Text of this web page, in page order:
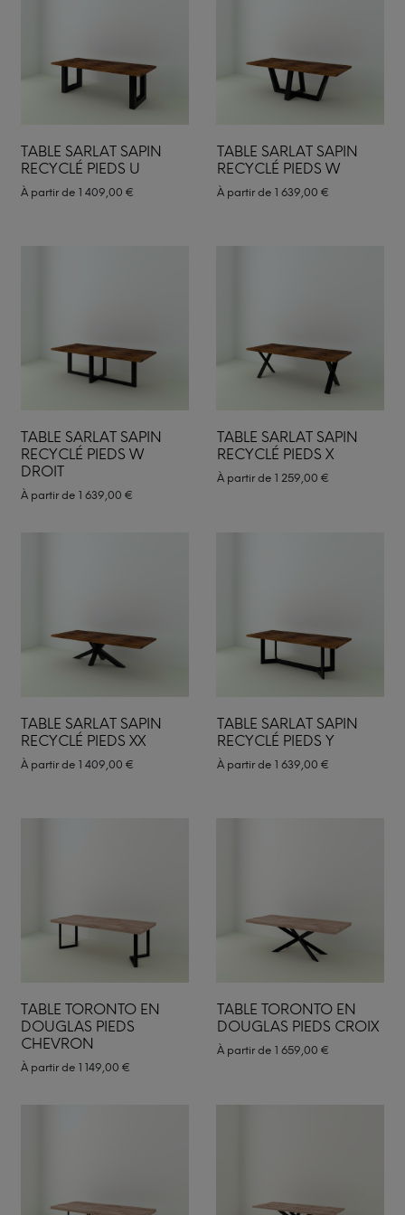
TABLE SARLAT SAPIN
RECYCLÉ PIEDS U
À partir de 1 409,00 €
TABLE SARLAT SAPIN
RECYCLÉ PIEDS W
À partir de 1 639,00 €
TABLE SARLAT SAPIN
RECYCLÉ PIEDS W
DROIT
À partir de 1 639,00 €
TABLE SARLAT SAPIN
RECYCLÉ PIEDS X
À partir de 1 259,00 €
TABLE SARLAT SAPIN
RECYCLÉ PIEDS XX
À partir de 1 409,00 €
TABLE SARLAT SAPIN
RECYCLÉ PIEDS Y
À partir de 1 639,00 €
TABLE TORONTO EN
DOUGLAS PIEDS
CHEVRON
À partir de 1 149,00 €
TABLE TORONTO EN
DOUGLAS PIEDS CROIX
À partir de 1 659,00 €